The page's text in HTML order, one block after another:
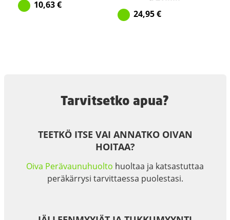
10,63€
24,95€
Tarvitsetko apua?
TEETKÖ ITSE VAI ANNATKO OIVAN
HOITAA?
Oiva Perävaunuhuolto huoltaa ja katsastuttaa
peräkärrysi tarvittaessa puolestasi.